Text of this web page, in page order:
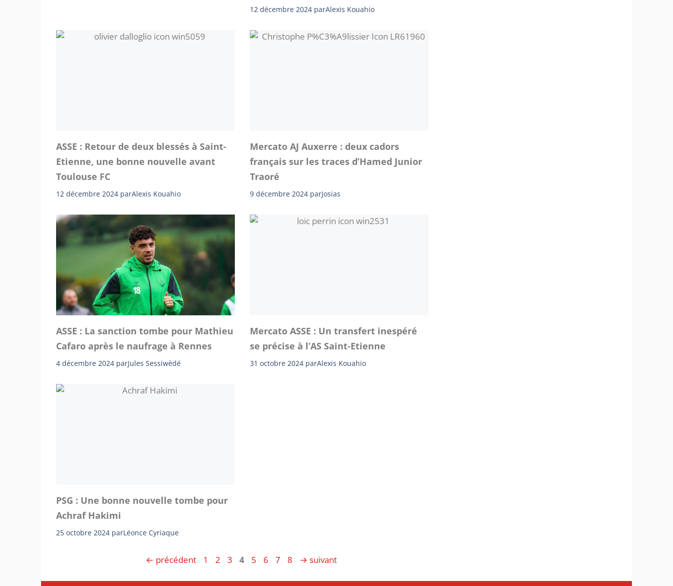
12 décembre 2024 parAlexis Kouahio
ASSE : Retour de deux blessés à Saint-
Etienne, une bonne nouvelle avant
Toulouse FC
12 décembre 2024 parAlexis Kouahio
Mercato AJ Auxerre : deux cadors
français sur les traces d’Hamed Junior
Traoré
9 décembre 2024 parJosias
ASSE : La sanction tombe pour Mathieu
Cafaro après le naufrage à Rennes
4 décembre 2024 parJules Sessiwèdé
Mercato ASSE : Un transfert inespéré
se précise à l’AS Saint-Etienne
31 octobre 2024 parAlexis Kouahio
PSG : Une bonne nouvelle tombe pour
Achraf Hakimi
25 octobre 2024 parLéonce Cyriaque
← précédent Page
1 Page
2 Page
3 Page
4 Page
5 Page
6 Page
7 Page
8 → suivant